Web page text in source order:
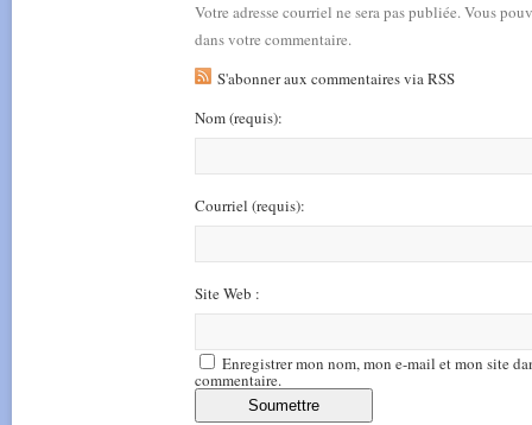
Votre adresse courriel ne sera pas publiée. Vous
dans votre commentaire.
S'abonner aux commentaires via RSS
Nom(requis):
Courriel (requis):
Site Web :
Enregistrer mon nom, mon e-mail et mon site
commentaire.